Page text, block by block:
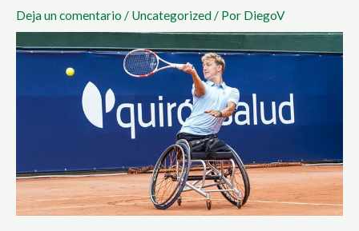
Deja un comentario / Uncategorized/ Por DiegoV